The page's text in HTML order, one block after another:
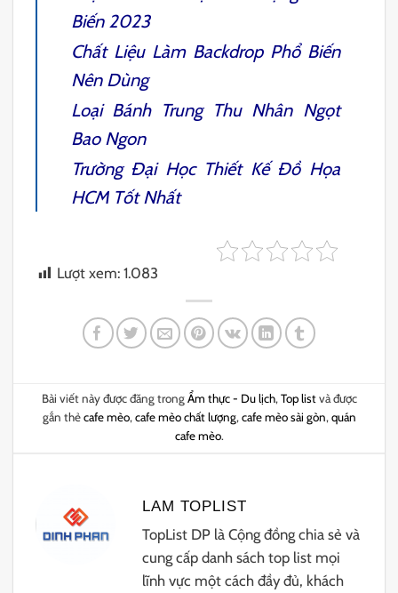
Biến 2023
Chất Liệu Làm Backdrop Phổ Biến
Nên Dùng
Loại Bánh Trung Thu Nhân Ngọt
Bao Ngon
Trường Đại Học Thiết Kế Đồ Họa
HCM Tốt Nhất
Lượt xem: 1.083
Bài viết này được đăng trongẨm thực - Du lịch,Top listvà được
gắn thẻcafe mèo,cafe mèo chất lượng,cafe mèo sài gòn,quán
cafe mèo.
LAM TOPLIST
TopList DP là Cộng đồng chia sẻ và
cung cấp danh sách top list mọi
lĩnh vực một cách đầy đủ, khách